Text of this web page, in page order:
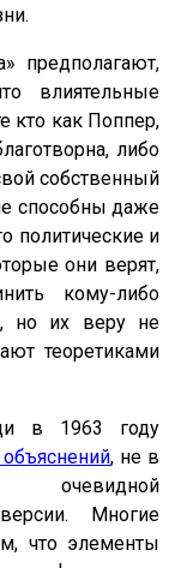
предполагают,
влиятельные
кто как Поппер,
либо
собственный
способны даже
политические и
они верят,
кому-либо
но их веру не
теоретиками
в 1963 году
, не в
очевидной
Многие
что элементы